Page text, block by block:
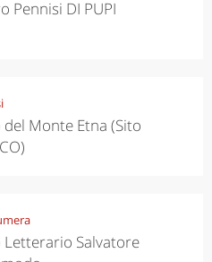
Pennisi DI PUPI
del Monte Etna (Sito
Letterario Salvatore